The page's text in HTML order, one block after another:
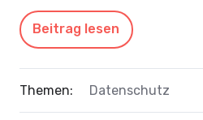
Beitrag lesen
Themen: Datenschutz